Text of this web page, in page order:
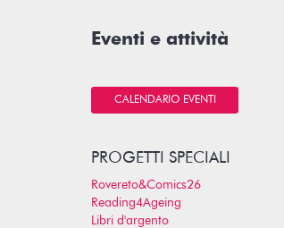
Eventi e attività
CALENDARIO EVENTI
PROGETTI SPECIALI
Rovereto&Comics26
Reading4Ageing
Libri d'argento